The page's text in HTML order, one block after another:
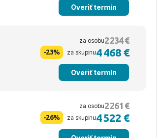
Overiť termín
za osobu2 234 €
-23% za skupinu4 468 €
Overiť termín
za osobu2 261 €
-26% za skupinu4 522 €